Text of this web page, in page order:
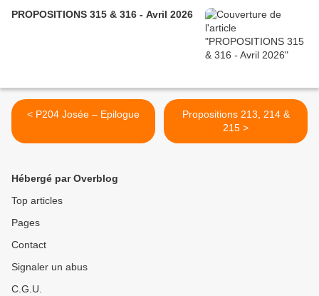
PROPOSITIONS 315 & 316 - Avril 2026
< P204 Josée – Epilogue
Propositions 213, 214 &
215 >
Hébergé par Overblog
Top articles
Pages
Contact
Signaler un abus
C.G.U.